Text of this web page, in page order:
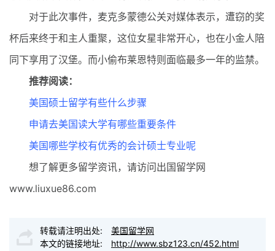
对于此次事件，麦克多蒙德公关对媒体表示，遭窃的奖
杯后来终于和主人重聚，这位女星非常开心，也在小金人陪
同下享用了汉堡。而小偷布莱恩特则面临最多一年的监禁。
推荐阅读：
美国硕士留学有些什么步骤
申请去美国读大学有哪些重要条件
美国哪些学校有优秀的会计硕士专业呢
想了解更多留学资讯，请访问出国留学网
www.liuxue86.com
转载请注明出处:
美国留学网
本文的链接地址:
http://www.sbz123.cn/452.html